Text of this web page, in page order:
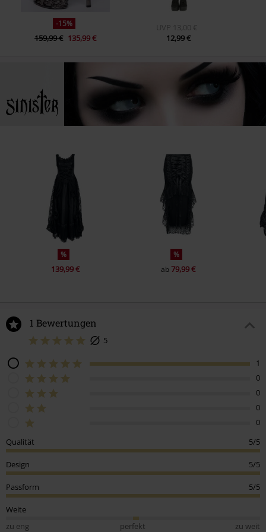
-15%
159,99 € 135,99 €
UVP
13,00 €
12,99 €
%
139,99 €
%
ab79,99 €
1 Bewertungen
5
1
0
0
0
0
Qualität
5/5
Design 5/5
Passform 5/5
Weite
zu eng
perfekt
zu weit